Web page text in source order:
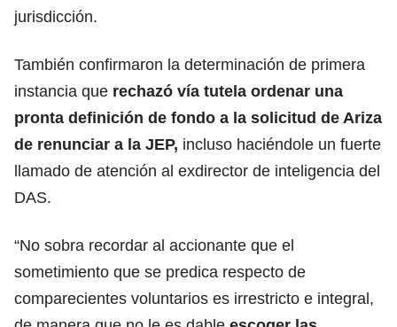
jurisdicción.
También confirmaron la determinación de primera
instancia que rechazó vía tutela ordenar una
pronta definición de fondo a la solicitud de Ariza
de renunciar a la JEP, incluso haciéndole un fuerte
llamado de atención al exdirector de inteligencia del
DAS.
“No sobra recordar al accionante que el
sometimiento que se predica respecto de
comparecientes voluntarios es irrestricto e integral,